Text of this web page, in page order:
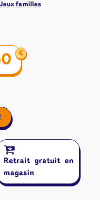
familles
€
Retrait gratuit en
magasin